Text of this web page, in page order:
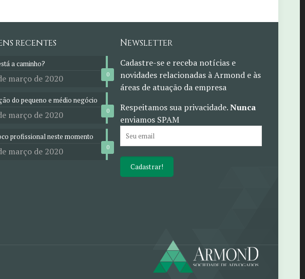
recentes
0
a caminho?
março de 2020
0
do pequeno e médio negócio
março de 2020
0
profissional neste momento
março de 2020
Newsletter
Cadastre-se e receba notícias e
novidades relacionadas à Armond e às
áreas de atuação da empresa
Respeitamos sua privacidade.Nunca
enviamos SPAM